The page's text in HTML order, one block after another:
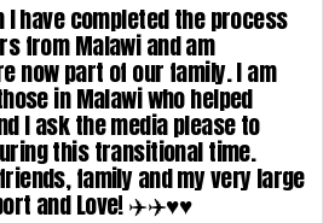
have completed the process
from Malawi and am
now part of our family. I am
in Malawi who helped
I ask the media please to
this transitional time.
family and my very large
and Love! ✈️✈️♥️♥️